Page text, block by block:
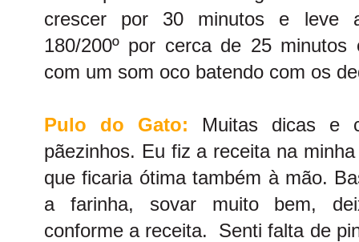
crescer por 30 minutos e leve
180/200º por cerca de 25
com um som oco batendo com os
Pulo do Gato: Muitas dicas e
pãezinhos. Eu fiz a receita na
que ficaria ótima também à mão.
a farinha, sovar muito bem,
conforme a receita. Senti falta de